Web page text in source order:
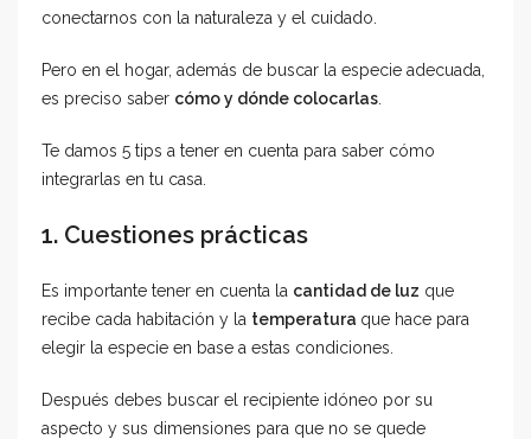
conectarnos con la naturaleza y el cuidado.
Pero en el hogar, además de buscar la especie adecuada,
es preciso saber cómo y dónde colocarlas
Te damos 5 tips a tener en cuenta para saber cómo
integrarlas en tu casa.
1. Cuestiones prácticas
Es importante tener en cuenta la cantidad de luz que
recibe cada habitación y la temperatura que hace para
elegir la especie en base a estas condiciones.
Después debes buscar el recipiente idóneo por su
aspecto y sus dimensiones para que no se quede